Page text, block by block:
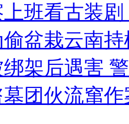
车
班看古装
盆栽云南
架后遇害
团伙流窜